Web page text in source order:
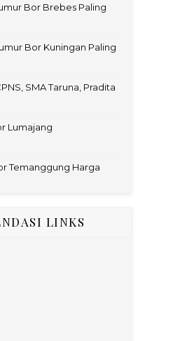
Bor Brebes Paling
Bor Kuningan Paling
SMA Taruna, Pradita
Lumajang
Temanggung Harga
LINKS